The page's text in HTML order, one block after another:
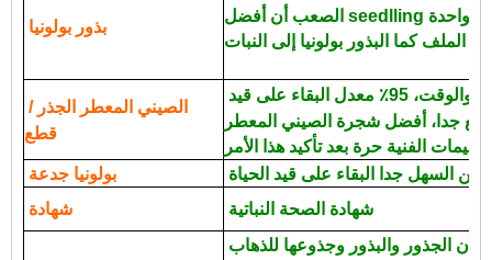
بذور بولونيا
الصيني المعطر الجذر /
قطع
بولونيا جدعة
شهادة
شهادة الصحة النباتية